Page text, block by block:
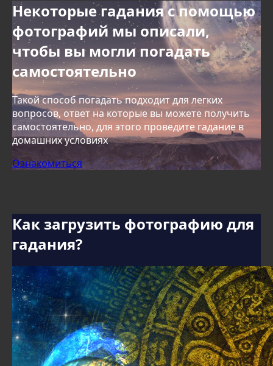
Некоторые гадания с помощью
фотографий мы описали,
чтобы вы могли погадать
самостоятельно
Такой способ погадать подходит для легких
вопросов, ответ на которые вы можете получить
самостоятельно, для этого проведите гадание в
домашних условиях
Ознакомиться
Как загрузить фотографию для
гадания?